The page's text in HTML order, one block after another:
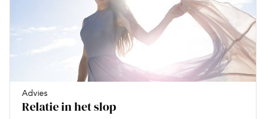
Advies
Relatie in het slop